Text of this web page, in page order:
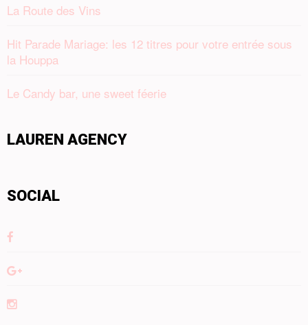
La Route des Vins
Hit Parade Mariage: les 12 titres pour votre entrée sous
la Houppa
Le Candy bar, une sweet féerie
LAUREN AGENCY
SOCIAL